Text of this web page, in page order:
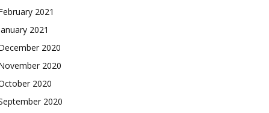
2021
2021
2020
2020
2020
2020